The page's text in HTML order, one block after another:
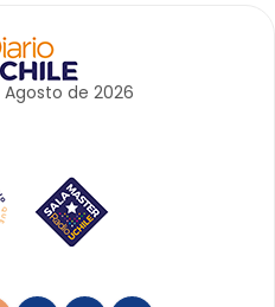
Agosto de 2026